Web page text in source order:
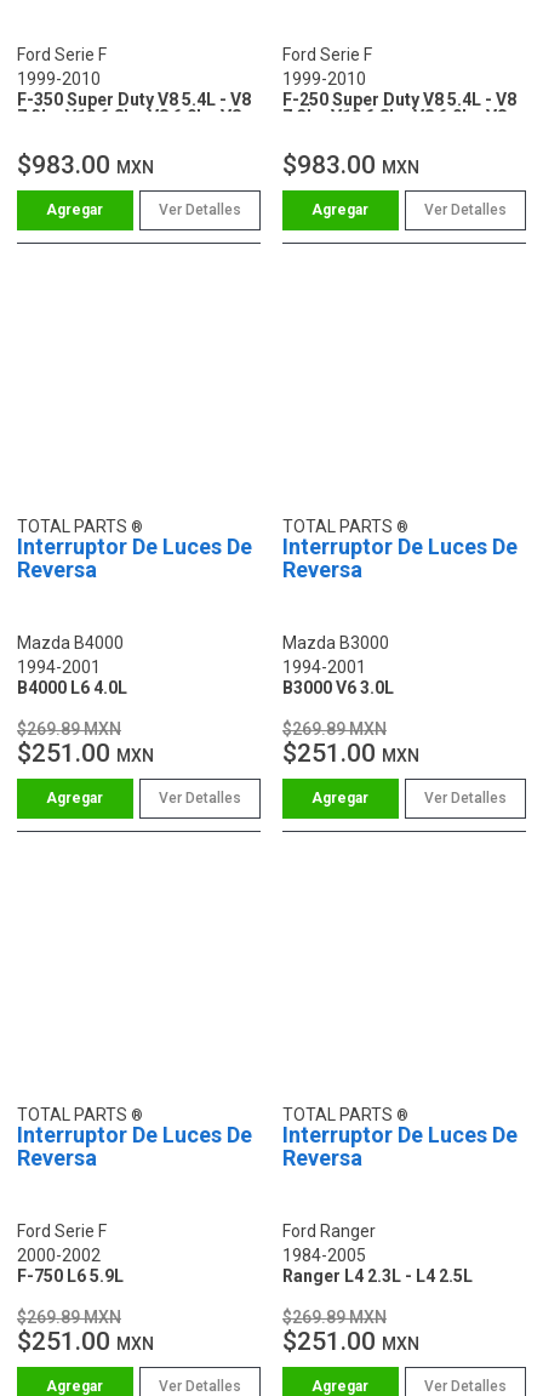
Ford Serie F
1999-2010
F-350 Super Duty V8 5.4L - V8
7.3L - V10 6.8L - V8 6.0L - V8
$983.00 MXN
Ver Detalles
Ford Serie F
1999-2010
F-250 Super Duty V8 5.4L - V8
7.3L - V10 6.8L - V8 6.0L - V8
$983.00 MXN
Ver Detalles
TOTAL PARTS
Interruptor De Luces De
Reversa
Mazda B4000
1994-2001
B4000 L6 4.0L
$269.89 MXN
$251.00 MXN
Ver Detalles
TOTAL PARTS
Interruptor De Luces De
Reversa
Mazda B3000
1994-2001
B3000 V6 3.0L
$269.89 MXN
$251.00 MXN
Ver Detalles
TOTAL PARTS
Interruptor De Luces De
Reversa
Ford Serie F
2000-2002
F-750 L6 5.9L
$269.89 MXN
$251.00 MXN
Ver Detalles
TOTAL PARTS
Interruptor De Luces De
Reversa
Ford Ranger
1984-2005
Ranger L4 2.3L - L4 2.5L
$269.89 MXN
$251.00 MXN
Ver Detalles